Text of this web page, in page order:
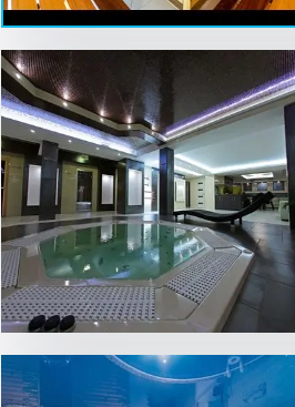
Кухня
Удобства
ПРИМЕНИТЬ ФИЛЬТРЫ